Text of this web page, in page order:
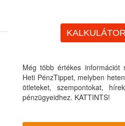
Még több értékes információt
Heti PénzTippet, melyben
ötleteket, szempontokat,
pénzügyeidhez. KATTINTS!